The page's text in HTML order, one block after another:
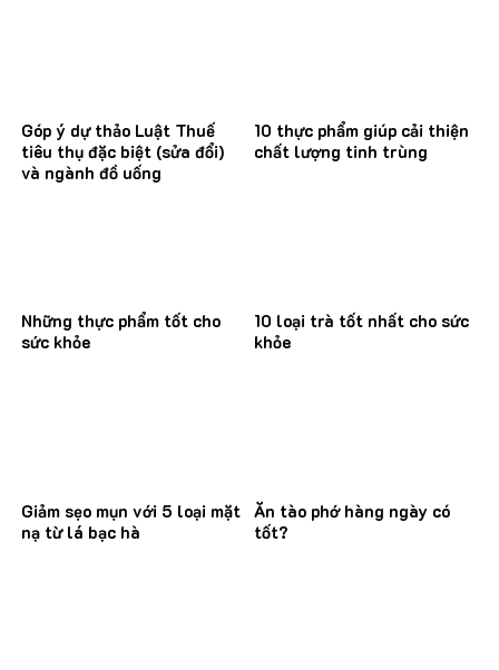
Góp ý dự thảo Luật Thuế
tiêu thụ đặc biệt (sửa đổi)
và ngành đồ uống
10 thực phẩm giúp cải thiện
chất lượng tinh trùng
Những thực phẩm tốt cho
sức khỏe
10 loại trà tốt nhất cho sức
khỏe
Giảm sẹo mụn với 5 loại mặt
nạ từ lá bạc hà
Ăn tào phớ hàng ngày có
tốt?